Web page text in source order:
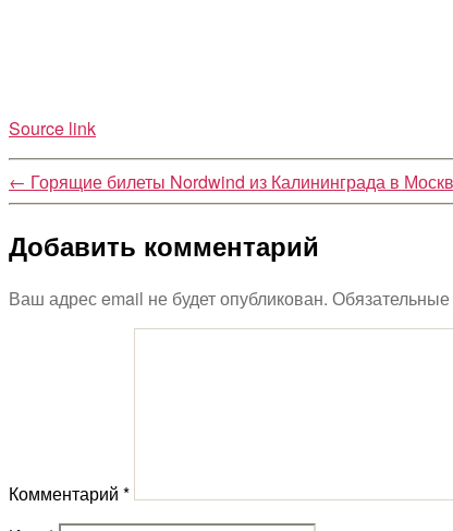
Source link
← Горящие билеты Nordwind из Калининграда в
Добавить комментарий
Ваш адрес email не будет опубликован.
Комментарий *